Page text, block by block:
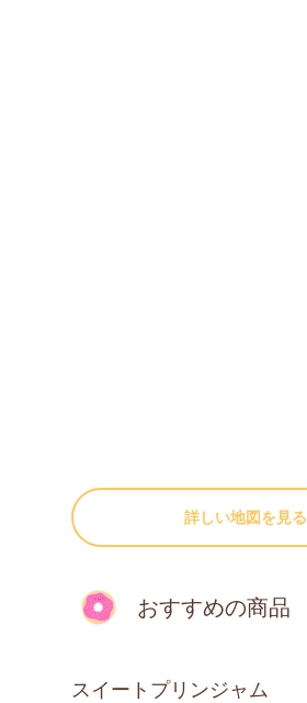
詳しい地図を見る
おすすめの商品
スイートプリンジャム